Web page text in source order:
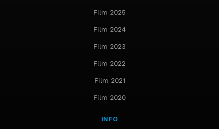
Film 2025
Film 2024
Film 2023
Film 2022
Film 2021
Film 2020
INFO